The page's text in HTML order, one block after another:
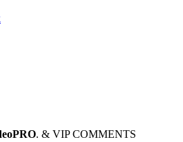
. & VIP COMMENTS